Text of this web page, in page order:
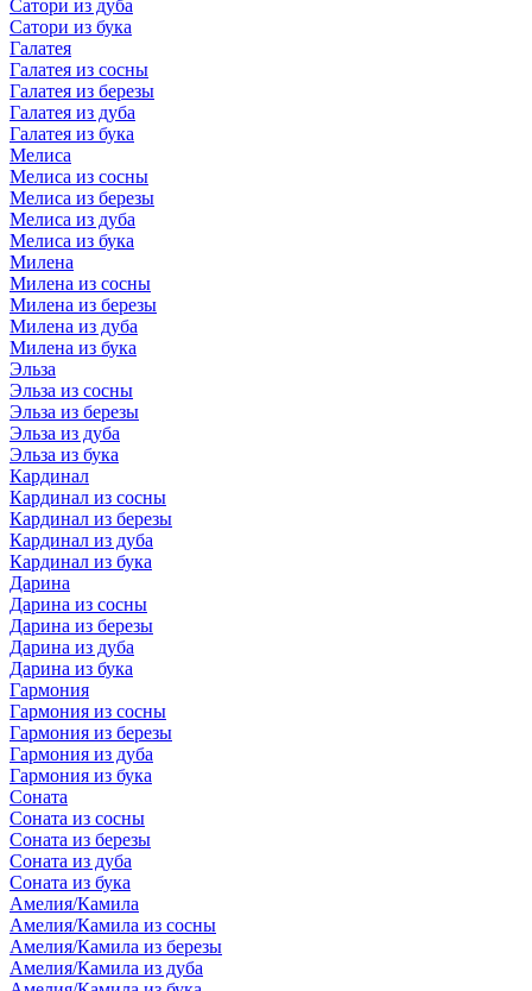
Сатори из дуба
Сатори из бука
Галатея
Галатея из сосны
Галатея из березы
Галатея из дуба
Галатея из бука
Мелиса
Мелиса из сосны
Мелиса из березы
Мелиса из дуба
Мелиса из бука
Милена
Милена из сосны
Милена из березы
Милена из дуба
Милена из бука
Эльза
Эльза из сосны
Эльза из березы
Эльза из дуба
Эльза из бука
Кардинал
Кардинал из сосны
Кардинал из березы
Кардинал из дуба
Кардинал из бука
Дарина
Дарина из сосны
Дарина из березы
Дарина из дуба
Дарина из бука
Гармония
Гармония из сосны
Гармония из березы
Гармония из дуба
Гармония из бука
Соната
Соната из сосны
Соната из березы
Соната из дуба
Соната из бука
Амелия/Камила
Амелия/Камила из сосны
Амелия/Камила из березы
Амелия/Камила из дуба